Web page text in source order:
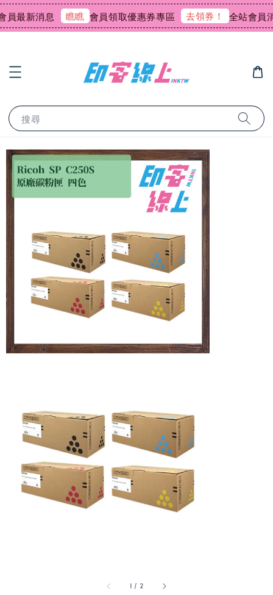
最新消息 瞧瞧 會員領取優惠券專區 去領券！ 全站會員消
搜尋
1 / 2